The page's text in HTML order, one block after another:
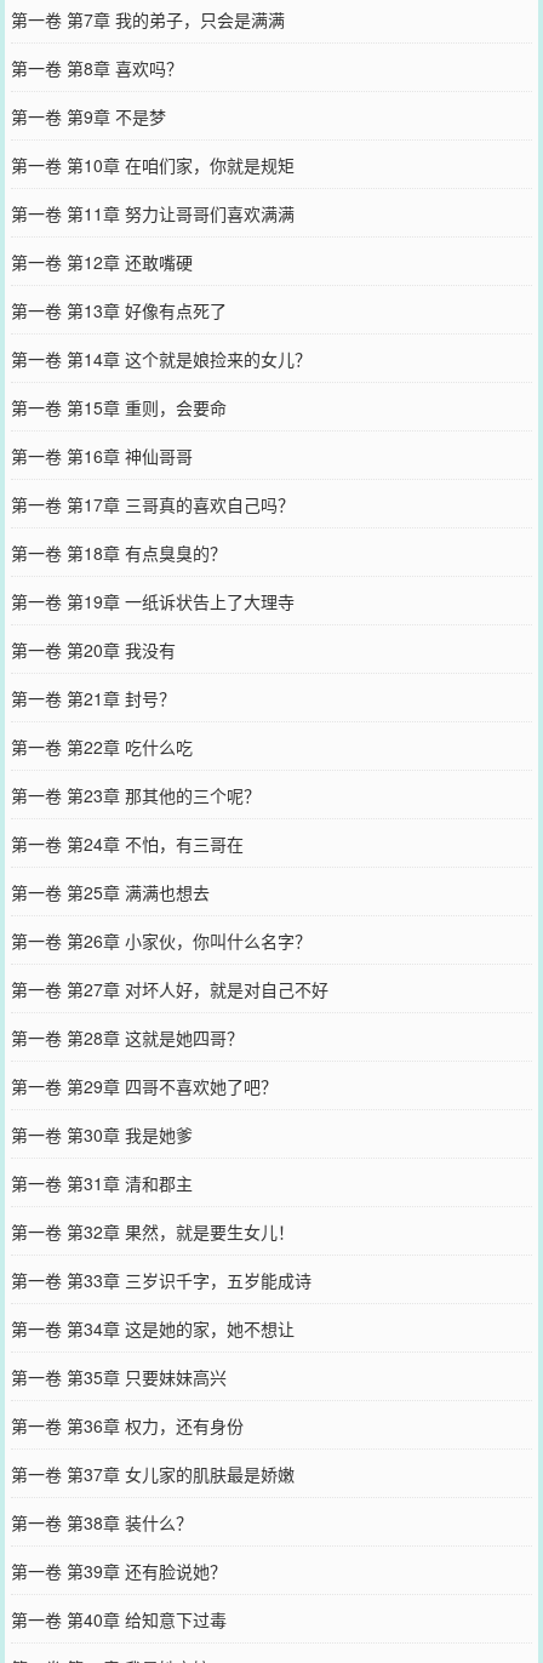
第一卷 第7章 我的弟子，只会是满满
第一卷 第8章 喜欢吗？
第一卷 第9章 不是梦
第一卷 第10章 在咱们家，你就是规矩
第一卷 第11章 努力让哥哥们喜欢满满
第一卷 第12章 还敢嘴硬
第一卷 第13章 好像有点死了
第一卷 第14章 这个就是娘捡来的女儿？
第一卷 第15章 重则，会要命
第一卷 第16章 神仙哥哥
第一卷 第17章 三哥真的喜欢自己吗？
第一卷 第18章 有点臭臭的？
第一卷 第19章 一纸诉状告上了大理寺
第一卷 第20章 我没有
第一卷 第21章 封号？
第一卷 第22章 吃什么吃
第一卷 第23章 那其他的三个呢？
第一卷 第24章 不怕，有三哥在
第一卷 第25章 满满也想去
第一卷 第26章 小家伙，你叫什么名字？
第一卷 第27章 对坏人好，就是对自己不好
第一卷 第28章 这就是她四哥？
第一卷 第29章 四哥不喜欢她了吧？
第一卷 第30章 我是她爹
第一卷 第31章 清和郡主
第一卷 第32章 果然，就是要生女儿！
第一卷 第33章 三岁识千字，五岁能成诗
第一卷 第34章 这是她的家，她不想让
第一卷 第35章 只要妹妹高兴
第一卷 第36章 权力，还有身份
第一卷 第37章 女儿家的肌肤最是娇嫩
第一卷 第38章 装什么？
第一卷 第39章 还有脸说她？
第一卷 第40章 给知意下过毒